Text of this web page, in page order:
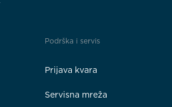
Podrška i servis
Prijava kvara
Servisna mreža